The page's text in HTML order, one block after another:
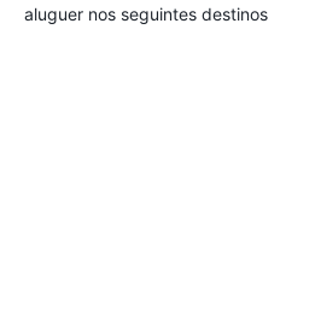
aluguer nos seguintes destinos